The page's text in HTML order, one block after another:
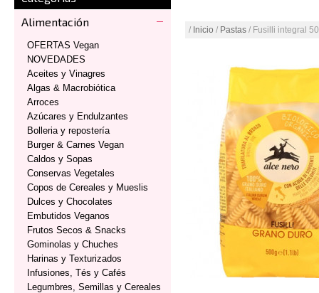
Alimentación
OFERTAS Vegan
NOVEDADES
Aceites y Vinagres
Algas & Macrobiótica
Arroces
Azúcares y Endulzantes
Bolleria y repostería
Burger & Carnes Vegan
Caldos y Sopas
Conservas Vegetales
Copos de Cereales y Mueslis
Dulces y Chocolates
Embutidos Veganos
Frutos Secos & Snacks
Gominolas y Chuches
Harinas y Texturizados
Infusiones, Tés y Cafés
Legumbres, Semillas y Cereales
/ Inicio / Pastas / Fusilli integral